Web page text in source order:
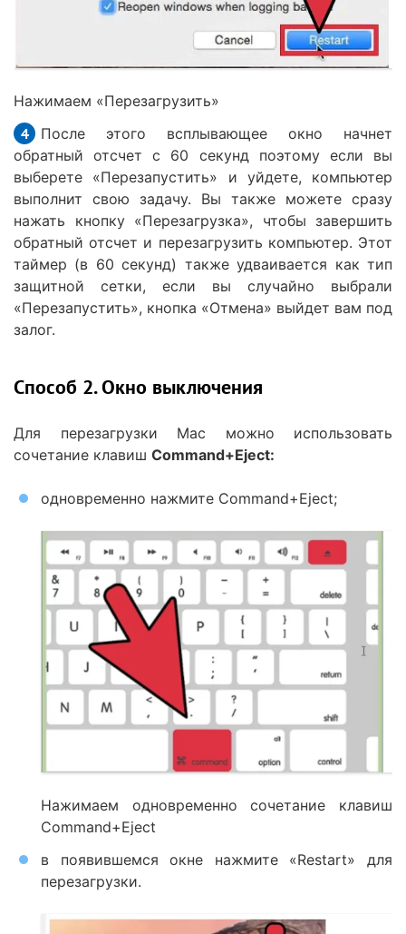
Нажимаем «Перезагрузить»
После этого всплывающее окно начнет
обратный отсчет с 60 секунд поэтому если вы
выберете «Перезапустить» и уйдете, компьютер
выполнит свою задачу. Вы также можете сразу
нажать кнопку «Перезагрузка», чтобы завершить
обратный отсчет и перезагрузить компьютер. Этот
таймер (в 60 секунд) также удваивается как тип
защитной сетки, если вы случайно выбрали
«Перезапустить», кнопка «Отмена» выйдет вам под
залог.
Способ 2. Окно выключения
Для перезагрузки Mac можно использовать
сочетание клавиш Command+Eject:
одновременно нажмите Command+Eject;
Нажимаем одновременно сочетание клавиш
Command+Eject
в появившемся окне нажмите «Restart» для
перезагрузки.